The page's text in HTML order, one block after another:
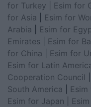
for Turkey
Esim for
for Asia
Esim for
Arabia
Esim for
Emirates
Esim for
for China
Esim for
Esim for Latin
Cooperation Council
South America
Esim for Japan